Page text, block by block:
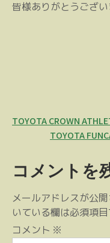
皆様ありがとうござい
投
ビ
ゲ
ー
シ
TOYOTA CROWN
TOYOTA
コメントを
メールアドレスが公
いている欄は必須項
コメント ※